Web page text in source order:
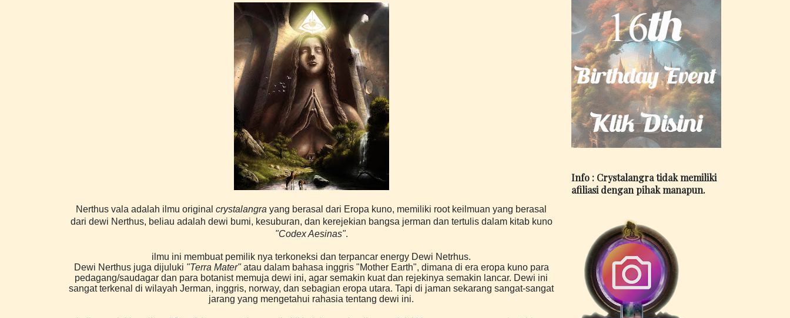
Nerthus vala adalah ilmu original crystalangra yang berasal dari Eropa kuno, memiliki root keilmuan yang berasal
dari dewi Nerthus, beliau adalah dewi bumi, kesuburan, dan kerejekian bangsa jerman dan tertulis dalam kitab kuno
"Codex Aesinas".
ilmu ini membuat pemilik nya terkoneksi dan terpancar energy Dewi Netrhus.
Dewi Nerthus juga dijuluki "Terra Mater"atau dalam bahasa inggris "Mother Earth", dimana di era eropa kuno para
pedagang/saudagar dan para botanist memuja dewi ini, agar semakin kuat dan rejekinya semakin lancar. Dewi ini
sangat terkenal di wilayah Jerman, inggris, norway, dan sebagian eropa utara. Tapi di jaman sekarang sangat-sangat
jarang yang mengetahui rahasia tentang dewi ini.
Info : Crystalangra tidak memiliki
afiliasi dengan pihak manapun.